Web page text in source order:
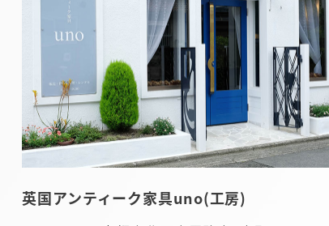
英国アンティーク家具uno(工房)